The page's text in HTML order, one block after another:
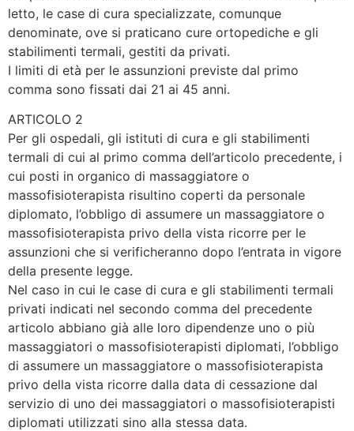
letto, le case di cura specializzate, comunque
denominate, ove si praticano cure ortopediche e gli
stabilimenti termali, gestiti da privati.
I limiti di età per le assunzioni previste dal primo
comma sono fissati dai 21 ai 45 anni.
ARTICOLO 2
Per gli ospedali, gli istituti di cura e gli stabilimenti
termali di cui al primo comma dell’articolo precedente, i
cui posti in organico di massaggiatore o
massofisioterapista risultino coperti da personale
diplomato, l’obbligo di assumere un massaggiatore o
massofisioterapista privo della vista ricorre per le
assunzioni che si verificheranno dopo l’entrata in vigore
della presente legge.
Nel caso in cui le case di cura e gli stabilimenti termali
privati indicati nel secondo comma del precedente
articolo abbiano già alle loro dipendenze uno o più
massaggiatori o massofisioterapisti diplomati, l’obbligo
di assumere un massaggiatore o massofisioterapista
privo della vista ricorre dalla data di cessazione dal
servizio di uno dei massaggiatori o massofisioterapisti
diplomati utilizzati sino alla stessa data.